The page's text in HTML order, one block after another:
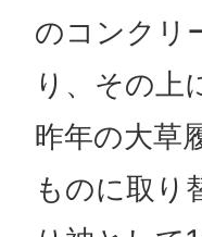
のコンクリ
り、その上
昨年の大草
ものに取り